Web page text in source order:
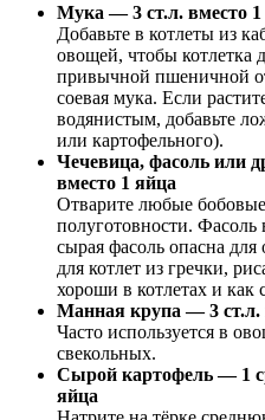
Мука — 3 ст.л. вместо 1
Добавьте в котлеты из
овощей, чтобы
привычной пшеничной
соевая мука. Если
водянистым, добавьте
или картофельного).
Чечевица, фасоль или
вместо 1 яйца
Отварите любые
полуготовности. Фасоль
сырая фасоль опасна
для котлет из гречки,
хороши в котлетах и как
Манная крупа — 3 ст.л.
Часто используется в
свекольных.
Сырой картофель — 1
яйца